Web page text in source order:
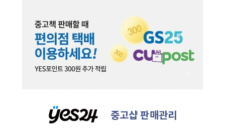
중고샵 판매관리